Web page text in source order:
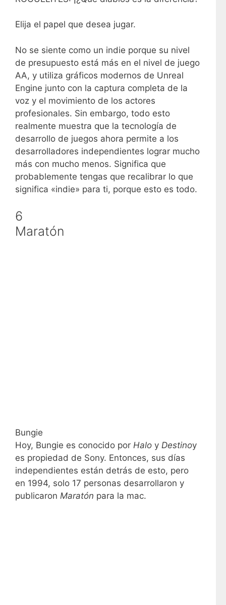
Elija el papel que desea jugar.
No se siente como un indie porque su nivel
de presupuesto está más en el nivel de juego
AA, y utiliza gráficos modernos de Unreal
Engine junto con la captura completa de la
voz y el movimiento de los actores
profesionales. Sin embargo, todo esto
realmente muestra que la tecnología de
desarrollo de juegos ahora permite a los
desarrolladores independientes lograr mucho
más con mucho menos. Significa que
probablemente tengas que recalibrar lo que
significa «indie» para ti, porque esto es todo.
6
Maratón
Bungie
Hoy, Bungie es conocido por Halo y Destinoy
es propiedad de Sony. Entonces, sus días
independientes están detrás de esto, pero
en 1994, solo 17 personas desarrollaron y
publicaron Maratón para la mac.